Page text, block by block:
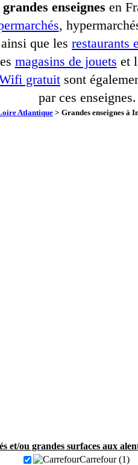
grandes enseignes en
,
que les restaurants
magasins de jouets et
gratuit sont
par ces enseignes.
Atlantique > Grandes enseignes à
et/ou grandes surfaces aux
Carrefour (1)